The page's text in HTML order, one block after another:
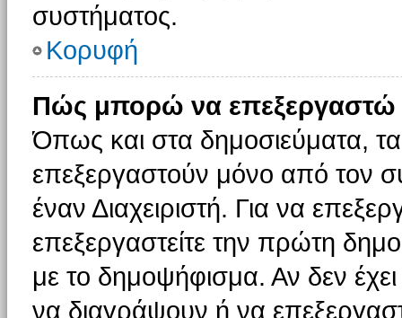
συστήματος.
Κορυφή
Πώς μπορώ να
Όπως και στα δημοσιεύματα,
επεξεργαστούν μόνο από τον
έναν Διαχειριστή. Για να
επεξεργαστείτε την πρώτη
με το δημοψήφισμα. Αν δεν
να διαγράψουν ή να